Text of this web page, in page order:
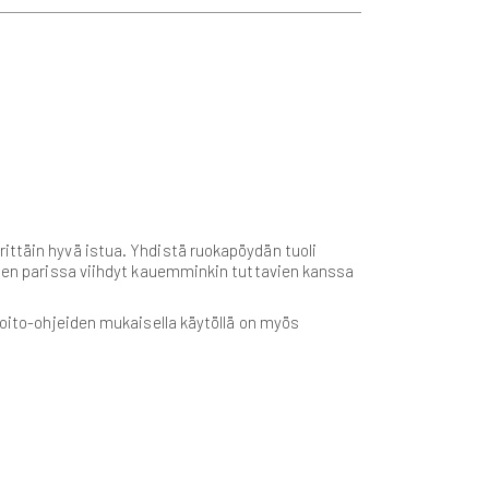
hyvä istua. Yhdistä ruokapöydän tuoli
parissa viihdyt kauemminkin tuttavien kanssa
ohjeiden mukaisella käytöllä on myös